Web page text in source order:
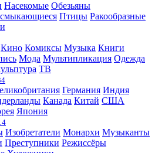
Насекомые Обезьяны
Птицы Ракообразные
Кино Комиксы Музыка Книги
Мода Мультипликация Одежда
ТВ
Германия Индия
Канада Китай США
Япония
Изобретатели Монархи Музыканты
Преступники Режиссёры